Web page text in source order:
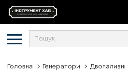
Головна Генератори